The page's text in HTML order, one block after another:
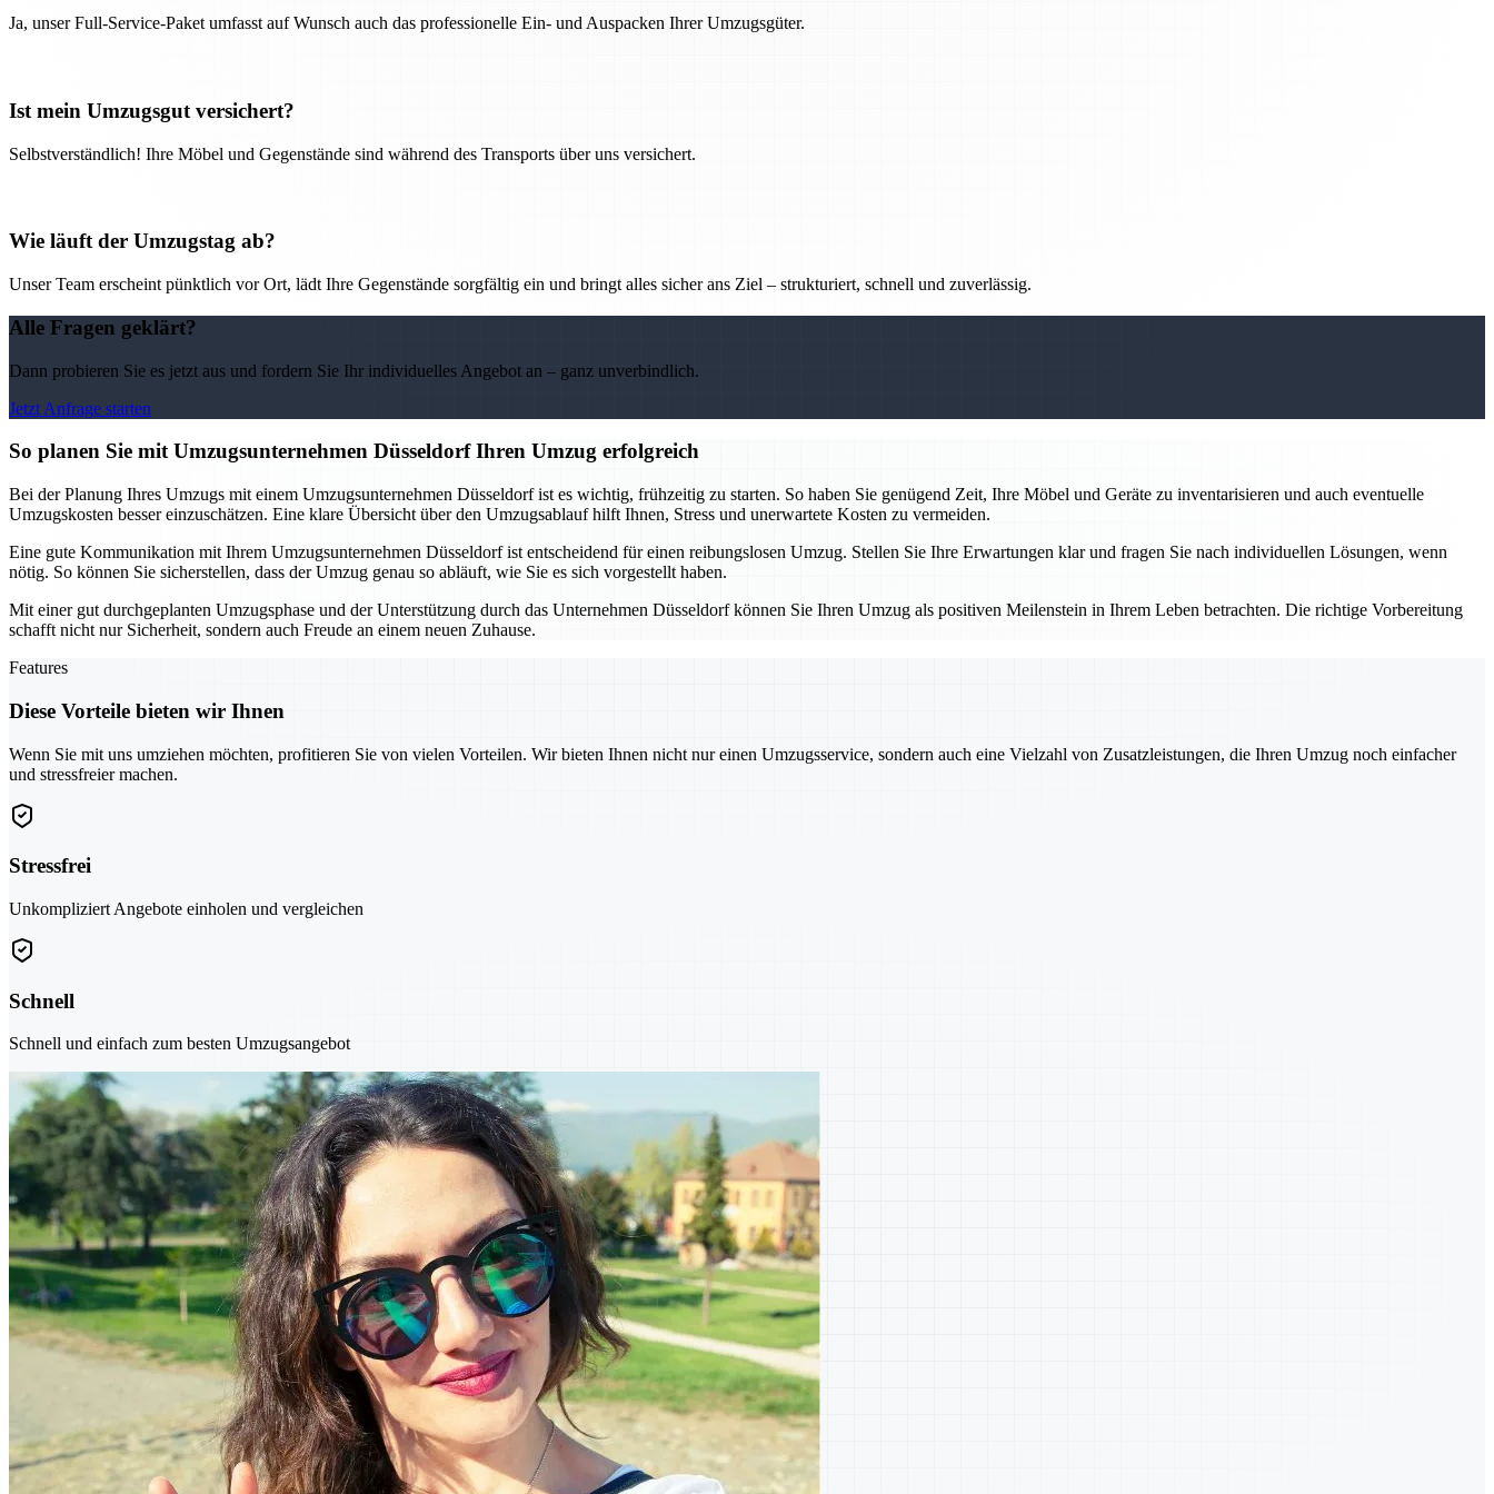
Ja, unser Full-Service-Paket umfasst auf Wunsch auch das professionelle Ein- und Auspacken Ihrer Umzugsgüter.
Ist mein Umzugsgut versichert?
Selbstverständlich! Ihre Möbel und Gegenstände sind während des Transports über uns versichert.
Wie läuft der Umzugstag ab?
Unser Team erscheint pünktlich vor Ort, lädt Ihre Gegenstände sorgfältig ein und bringt alles sicher ans Ziel – strukturiert, schnell und zuverlässig.
Alle Fragen geklärt?
Dann probieren Sie es jetzt aus und fordern Sie Ihr individuelles Angebot an – ganz unverbindlich.
Jetzt Anfrage starten
So planen Sie mit Umzugsunternehmen Düsseldorf Ihren Umzug erfolgreich
Bei der Planung Ihres Umzugs mit einem Umzugsunternehmen Düsseldorf ist es wichtig, frühzeitig zu starten. So haben Sie genügend Zeit, Ihre Möbel und Geräte zu inventarisieren und auch eventuelle
Umzugskosten besser einzuschätzen. Eine klare Übersicht über den Umzugsablauf hilft Ihnen, Stress und unerwartete Kosten zu vermeiden.
Eine gute Kommunikation mit Ihrem Umzugsunternehmen Düsseldorf ist entscheidend für einen reibungslosen Umzug. Stellen Sie Ihre Erwartungen klar und fragen Sie nach individuellen Lösungen, wenn
nötig. So können Sie sicherstellen, dass der Umzug genau so abläuft, wie Sie es sich vorgestellt haben.
Mit einer gut durchgeplanten Umzugsphase und der Unterstützung durch das Unternehmen Düsseldorf können Sie Ihren Umzug als positiven Meilenstein in Ihrem Leben betrachten. Die richtige Vorbereitung
schafft nicht nur Sicherheit, sondern auch Freude an einem neuen Zuhause.
Features
Diese Vorteile bieten wir Ihnen
Wenn Sie mit uns umziehen möchten, profitieren Sie von vielen Vorteilen. Wir bieten Ihnen nicht nur einen Umzugsservice, sondern auch eine Vielzahl von Zusatzleistungen, die Ihren Umzug noch einfacher
und stressfreier machen.
Stressfrei
Unkompliziert Angebote einholen und vergleichen
Schnell
Schnell und einfach zum besten Umzugsangebot